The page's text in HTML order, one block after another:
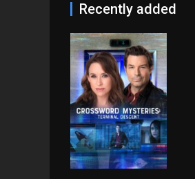
Recently added